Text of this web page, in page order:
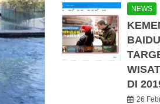
NEWS
DI
26